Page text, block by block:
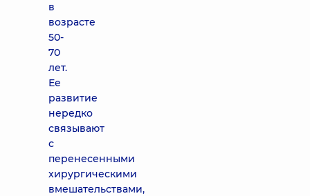
в
возрасте
50-
70
лет.
Ее
развитие
нередко
связывают
с
перенесенными
хирургическими
вмешательствами,